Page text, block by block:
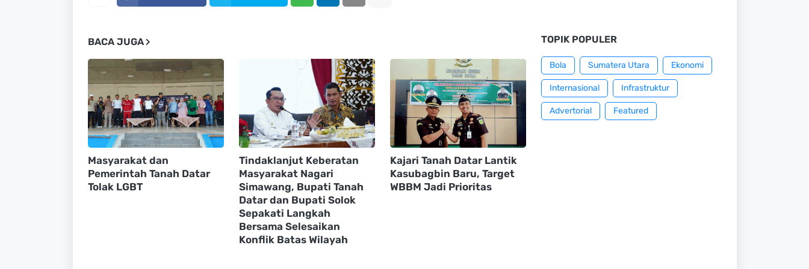
BACA JUGA
Masyarakat dan
Pemerintah Tanah Datar
Tolak LGBT
Tindaklanjut Keberatan
Masyarakat Nagari
Simawang, Bupati Tanah
Datar dan Bupati Solok
Sepakati Langkah
Bersama Selesaikan
Konflik Batas Wilayah
Kajari Tanah Datar Lantik
Kasubagbin Baru, Target
WBBM Jadi Prioritas
TOPIK POPULER
Bola Sumatera Utara Ekonomi
Internasional Infrastruktur
Advertorial Featured